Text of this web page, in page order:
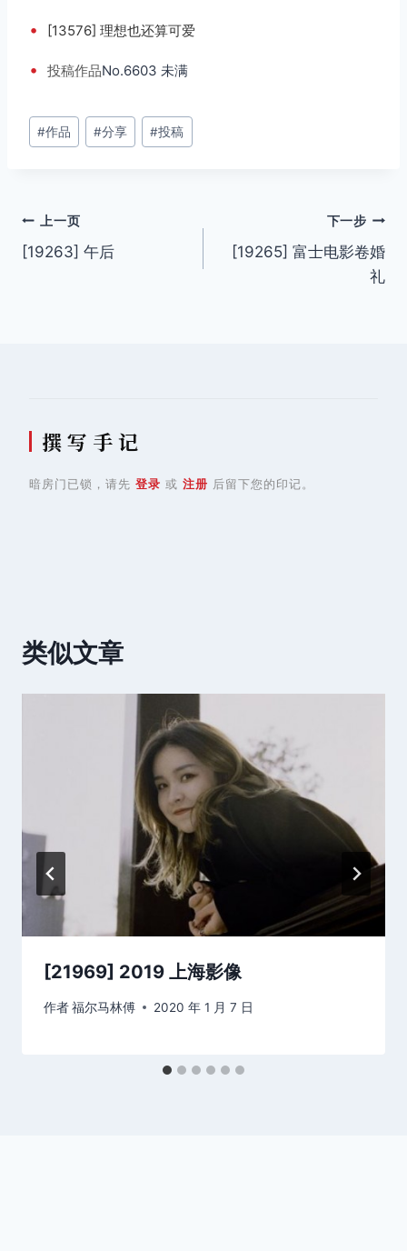
• [13576] 理想也还算可爱
• 投稿作品No.6603 未满
文
章
#作品 #分享 #投稿
文
章
上一页
[19263] 午后
下一步
[19265] 富士电影卷婚
礼
撰 写 手 记
暗房门已锁，请先 登录 或 注册 后留下您的印记。
类似文章
[21969] 2019 上海影像
作者福尔马林傅 2020 年 1 月 7 日